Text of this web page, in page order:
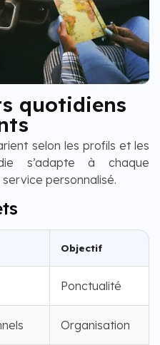
quotidiens
selon les profils et les
s’adapte à chaque
personnalisé.
Objectif
Ponctualité
Organisation